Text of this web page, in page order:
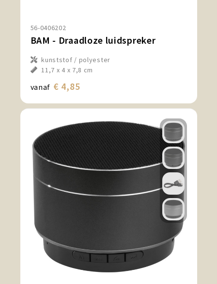
56-0406202
BAM - Draadloze luidspreker
kunststof / polyester
11,7 x 4 x 7,8 cm
vanaf € 4,85